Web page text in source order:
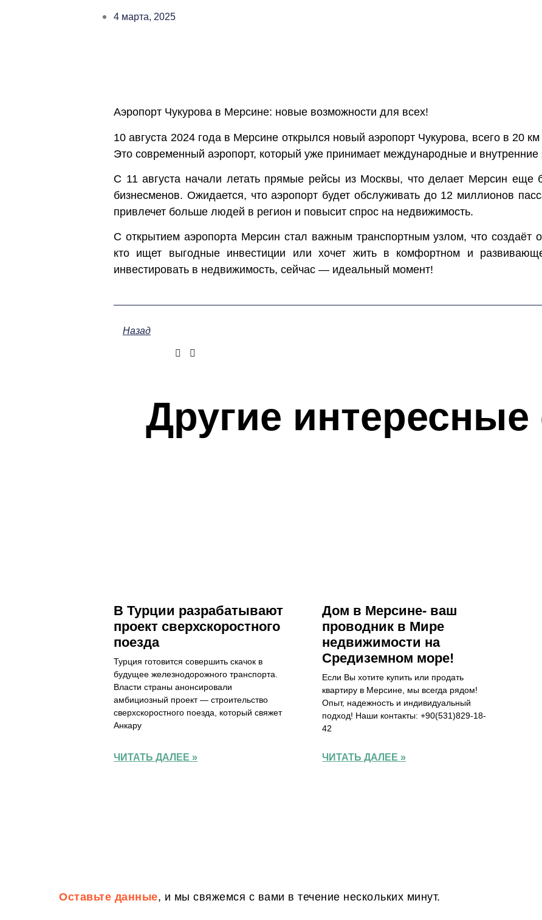
4 марта, 2025
Аэропорт Чукурова в Мерсине: новые возможности для всех!
10 августа 2024 года в Мерсине открылся новый аэропорт Чукурова, всего в 20
Это современный аэропорт, который уже принимает международные и внутренние
С 11 августа начали летать прямые рейсы из Москвы, что делает Мерсин еще
бизнесменов. Ожидается, что аэропорт будет обслуживать до 12 миллионов
привлечет больше людей в регион и повысит спрос на недвижимость.
С открытием аэропорта Мерсин стал важным транспортным узлом, что создаёт
кто ищет выгодные инвестиции или хочет жить в комфортном и
инвестировать в недвижимость, сейчас — идеальный момент!
Назад
Другие интересные
В Турции разрабатывают
проект сверхскоростного
поезда
Турция готовится совершить скачок в
будущее железнодорожного транспорта.
Власти страны анонсировали
амбициозный проект — строительство
сверхскоростного поезда, который свяжет
Анкару
ЧИТАТЬ ДАЛЕЕ »
Дом в Мерсине- ваш
проводник в Мире
недвижимости на
Средиземном море!
Если Вы хотите купить или продать
квартиру в Мерсине, мы всегда рядом!
Опыт, надежность и индивидуальный
подход! Наши контакты: +90(531)829-18-
42
ЧИТАТЬ ДАЛЕЕ »
Оставьте данные, и мы свяжемся с вами в течение нескольких минут.